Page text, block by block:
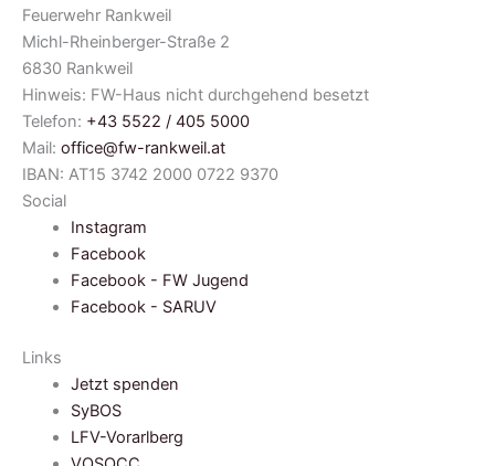
Feuerwehr Rankweil
Michl-Rheinberger-Straße 2
6830 Rankweil
Hinweis: FW-Haus nicht durchgehend besetzt
Telefon: +43 5522 / 405 5000
Mail: office@fw-rankweil.at
IBAN: AT15 3742 2000 0722 9370
Social
Instagram
Facebook
Facebook - FW Jugend
Facebook - SARUV
Links
Jetzt spenden
SyBOS
LFV-Vorarlberg